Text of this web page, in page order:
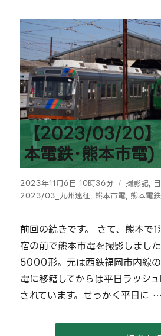
【2023/03/20
本電鉄･熊本市電)
投
稿
2023年11月6日 10時36分
カ
テ
ー
撮影記,
2023/03_九州遠征, 熊本市電, 熊本電鉄
前回の続きです。 さて、熊本で
宿の前で熊本市電を撮影しまし
5000形。元は西鉄福岡市内線
電に移籍してからは平日ラッシ
されています。せっかく平日に …